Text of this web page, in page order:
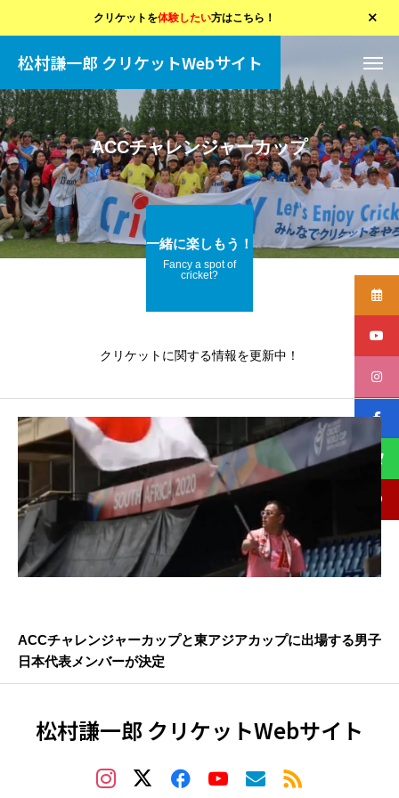
クリケットを体験したい方はこちら！
松村謙一郎 クリケットWebサイト
ACCチャレンジャーカップ
一緒に楽しもう！
Fancy a spot of
cricket?
クリケットに関する情報を更新中！
ACCチャレンジャーカップと東アジアカップに出場する男子
日本代表メンバーが決定
松村謙一郎 クリケットWebサイト